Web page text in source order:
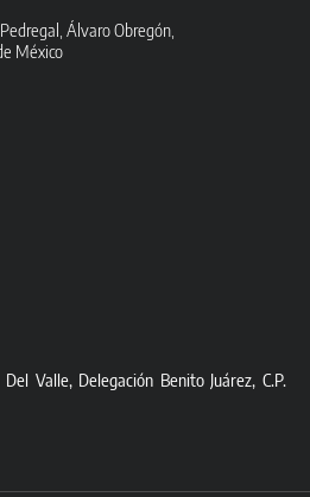
Álvaro Obregón,
México
Valle, Delegación Benito Juárez, C.P.